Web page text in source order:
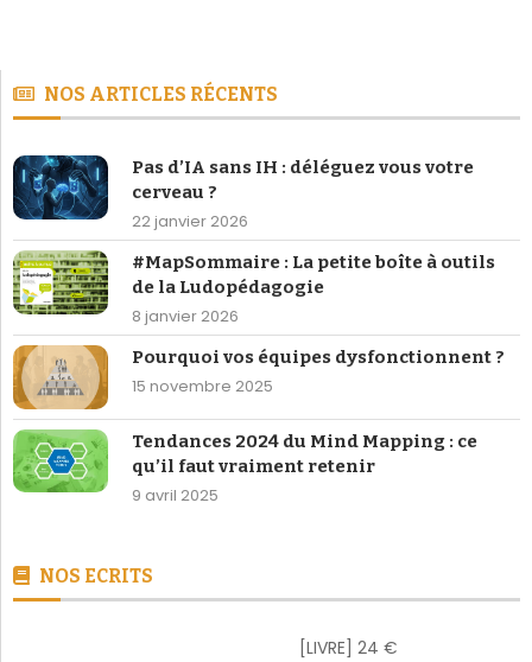
NOS ARTICLES RÉCENTS
Pas d’IA sans IH : déléguez vous votre
cerveau ?
22 janvier 2026
#MapSommaire : La petite boîte à outils
de la Ludopédagogie
8 janvier 2026
Pourquoi vos équipes dysfonctionnent ?
15 novembre 2025
Tendances 2024 du Mind Mapping : ce
qu’il faut vraiment retenir
9 avril 2025
NOS ECRITS
[LIVRE] 24 €